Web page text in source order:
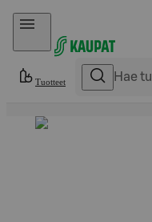
Hyppää sisältöön
Tuotteet